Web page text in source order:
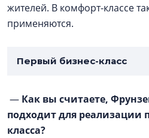
жителей. В комфорт-классе
применяются.
Первый бизнес-класс
— Как вы считаете,
подходит для реализации
класса?